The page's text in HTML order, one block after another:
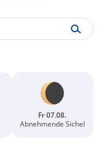
Fr 07.08.
Abnehmende Sichel